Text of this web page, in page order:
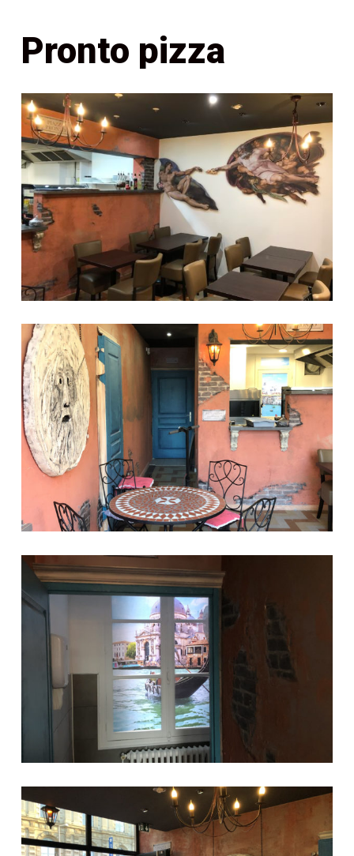
Pronto pizza